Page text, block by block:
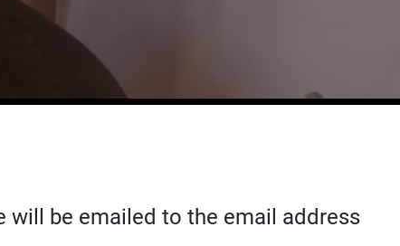
will be emailed to the email address